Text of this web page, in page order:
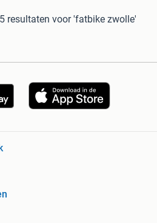
resultaten voor 'fatbike zwolle'